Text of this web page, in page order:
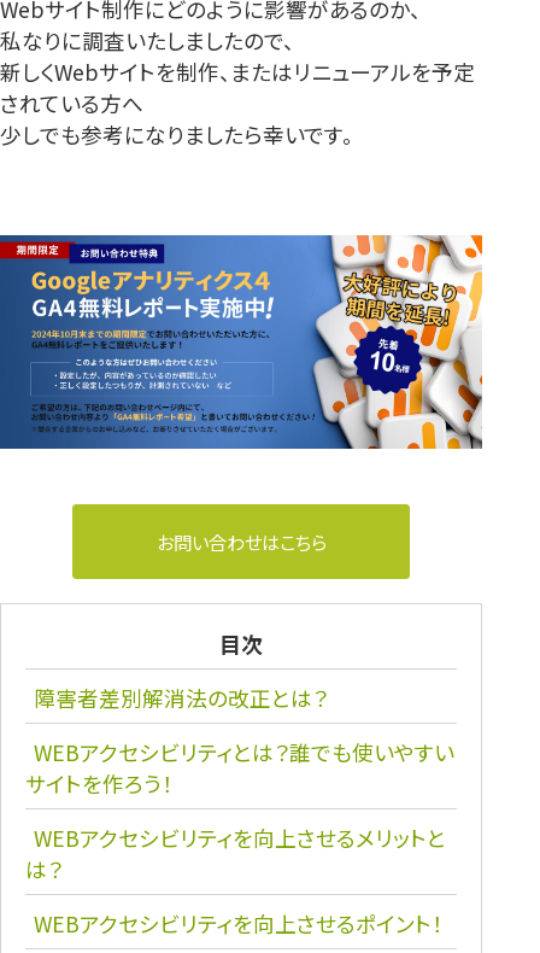
Webサイト制作にどのように影響があるのか、
私なりに調査いたしましたので、
新しくWebサイトを制作、またはリニューアルを予定
されている方へ
少しでも参考になりましたら幸いです。
お問い合わせはこちら
目次
障害者差別解消法の改正とは？
WEBアクセシビリティとは？誰でも使いやすい
サイトを作ろう！
WEBアクセシビリティを向上させるメリットと
は？
WEBアクセシビリティを向上させるポイント！